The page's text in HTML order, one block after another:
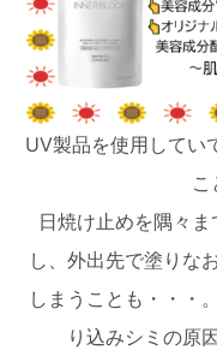
眉の生え癖
毛流れ・産毛の写
UV製品を使用してい
こ
日焼け止めを隅々
し、外出先で塗りな
しまうことも・・・
り込みシミの原